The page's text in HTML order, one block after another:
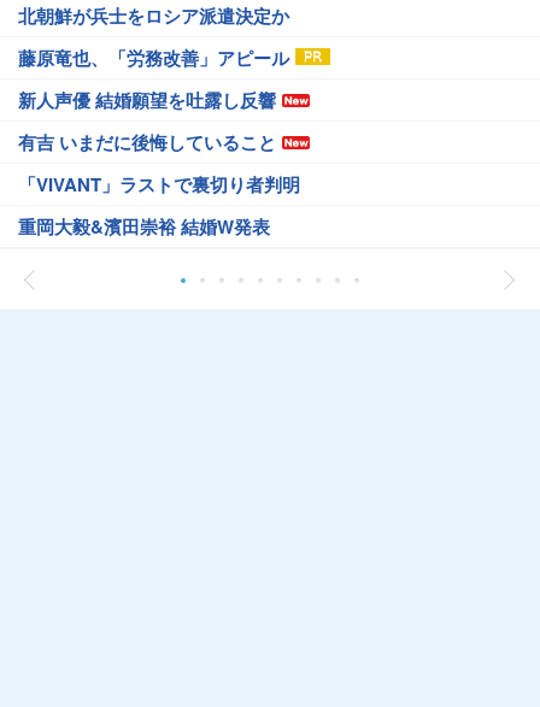
北朝鮮が兵士をロシア派遣決定か
藤原竜也、「労務改善」アピール
新人声優 結婚願望を吐露し反響
有吉 いまだに後悔していること
「VIVANT」ラストで裏切り者判明
重岡大毅&濱田崇裕 結婚W発表